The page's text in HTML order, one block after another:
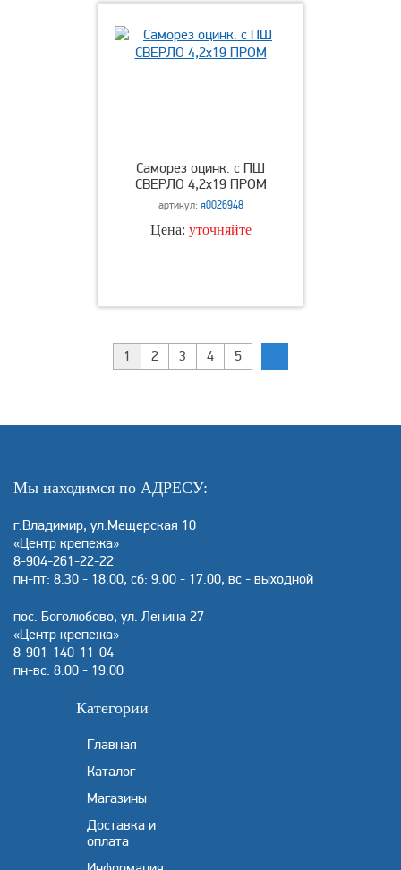
Саморез оцинк. с ПШ
СВЕРЛО 4,2х19 ПРОМ
артикул: я0026948
Цена: уточняйте
1 2 3 4 5
Мы находимся по АДРЕСУ:
г.Владимир, ул.Мещерская 10
«Центр крепежа»
8-904-261-22-22
пн-пт: 8.30 - 18.00, сб: 9.00 - 17.00, вс - выходной
пос. Боголюбово, ул. Ленина 27
«Центр крепежа»
8-901-140-11-04
пн-вс: 8.00 - 19.00
Категории
Главная
Каталог
Магазины
Доставка и
оплата